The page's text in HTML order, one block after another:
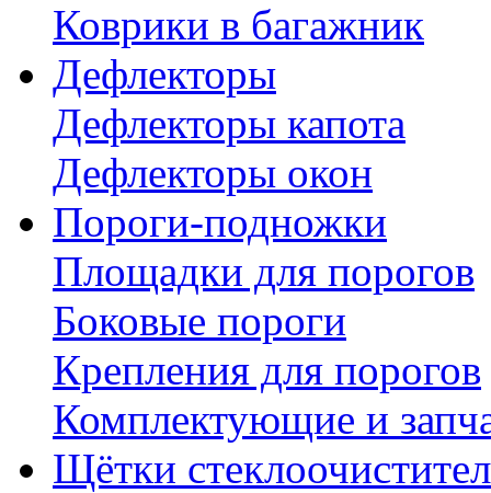
Коврики в багажник
Дефлекторы
Дефлекторы капота
Дефлекторы окон
Пороги-подножки
Площадки для порогов
Боковые пороги
Крепления для порогов
Комплектующие и
Щётки